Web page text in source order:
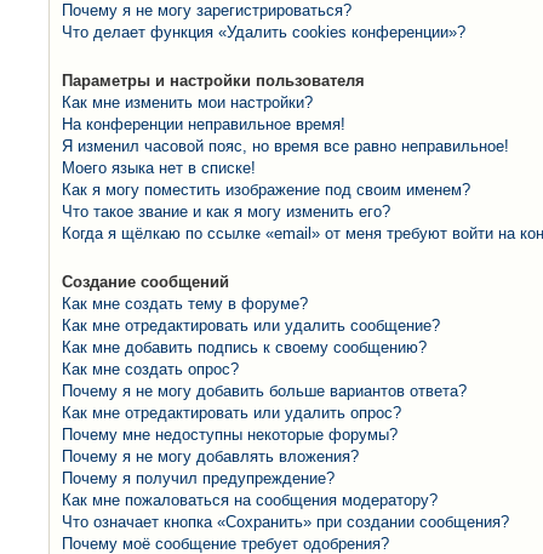
Почему я не могу зарегистрироваться?
Что делает функция «Удалить cookies конференции»?
Параметры и настройки пользователя
Как мне изменить мои настройки?
На конференции неправильное время!
Я изменил часовой пояс, но время все равно неправильное!
Моего языка нет в списке!
Как я могу поместить изображение под своим именем?
Что такое звание и как я могу изменить его?
Когда я щёлкаю по ссылке «email» от меня требуют войти на
Создание сообщений
Как мне создать тему в форуме?
Как мне отредактировать или удалить сообщение?
Как мне добавить подпись к своему сообщению?
Как мне создать опрос?
Почему я не могу добавить больше вариантов ответа?
Как мне отредактировать или удалить опрос?
Почему мне недоступны некоторые форумы?
Почему я не могу добавлять вложения?
Почему я получил предупреждение?
Как мне пожаловаться на сообщения модератору?
Что означает кнопка «Сохранить» при создании сообщения?
Почему моё сообщение требует одобрения?